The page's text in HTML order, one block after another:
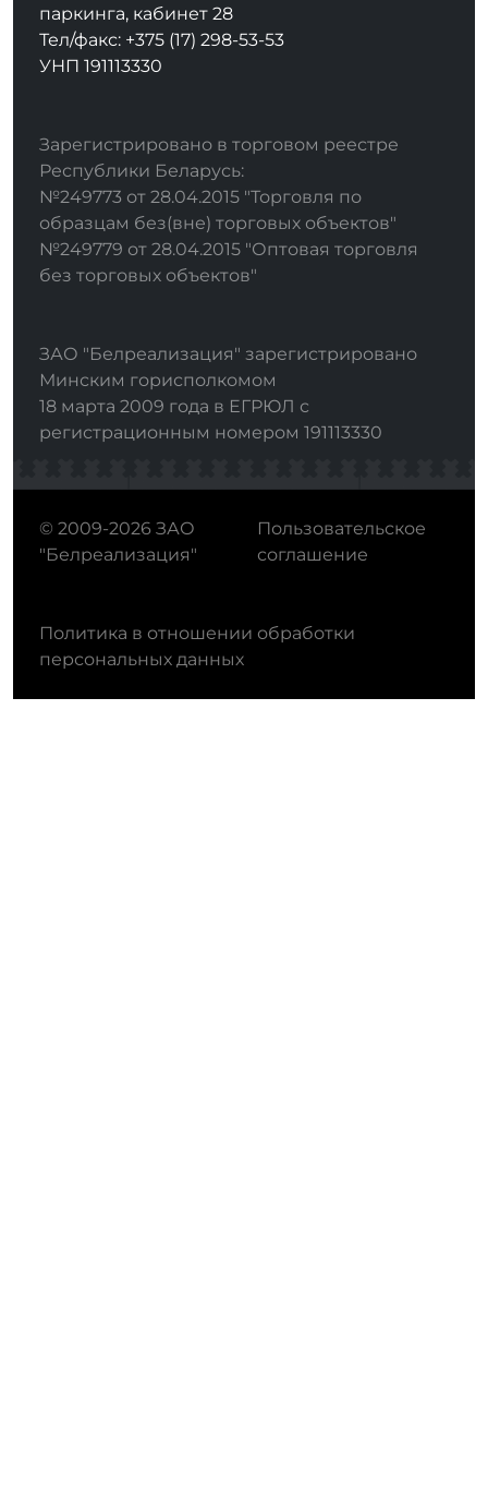
паркинга, кабинет 28
Тел/факс: +375 (17) 298-53-53
УНП 191113330
Зарегистрировано в торговом реестре
Республики Беларусь:
№249773 от 28.04.2015 "Торговля по
образцам без(вне) торговых объектов"
№249779 от 28.04.2015 "Оптовая торговля
без торговых объектов"
ЗАО "Белреализация" зарегистрировано
Минским горисполкомом
18 марта 2009 года в ЕГРЮЛ с
регистрационным номером 191113330
© 2009-2026 ЗАО
"Белреализация"
Пользовательское
соглашение
Политика в отношении обработки
персональных данных